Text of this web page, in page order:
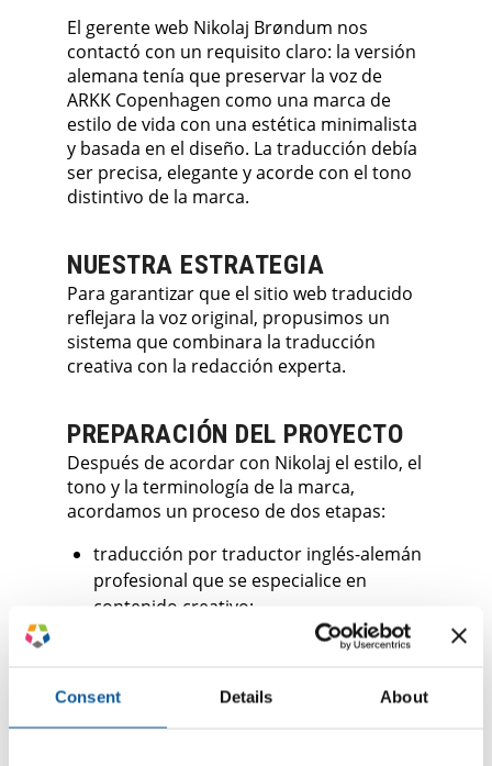
Consent Details About
El gerente web Nikolaj Brøndum nos
contactó con un requisito claro: la versión
alemana tenía que preservar la voz de
ARKK Copenhagen como una marca de
estilo de vida con una estética minimalista
y basada en el diseño. La traducción debía
ser precisa, elegante y acorde con el tono
distintivo de la marca.
NUESTRA ESTRATEGIA
Para garantizar que el sitio web traducido
reflejara la voz original, propusimos un
sistema que combinara la traducción
creativa con la redacción experta.
PREPARACIÓN DEL PROYECTO
Después de acordar con Nikolaj el estilo, el
tono y la terminología de la marca,
acordamos un proceso de dos etapas:
traducción por traductor inglés-alemán
profesional que se especialice en
contenido creativo;
revisión por una persona con
en comunicación sobre estilo de vida y